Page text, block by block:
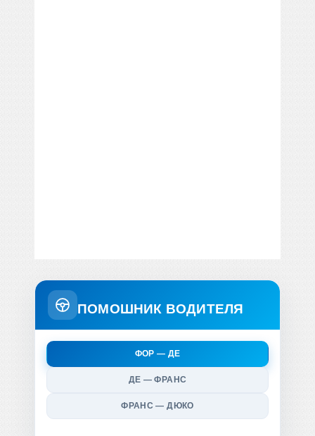
ПОМОШНИК ВОДИТЕЛЯ
ФОР — ДЕ
ДЕ — ФРАНС
ФРАНС — ДЮКО